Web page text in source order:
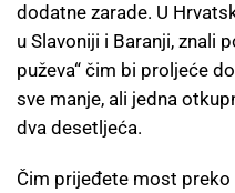
dodatne zarade. U
u Slavoniji i Baranji, znali
puževa“ čim bi proljeće
sve manje, ali jedna
dva desetljeća.
Čim prijeđete most preko